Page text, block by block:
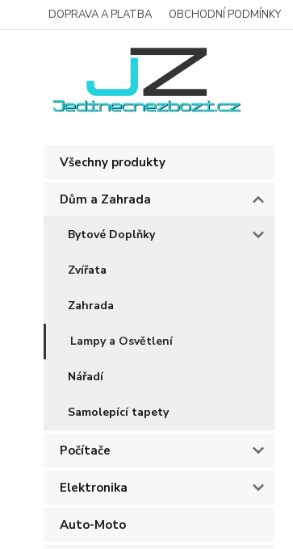
DOPRAVA A PLATBA OBCHODNÍ PODMÍNKY
Všechny produkty
Dům a Zahrada
Bytové Doplňky
Zvířata
Zahrada
Lampy a Osvětlení
Nářadí
Samolepící tapety
Počítače
Elektronika
Auto-Moto